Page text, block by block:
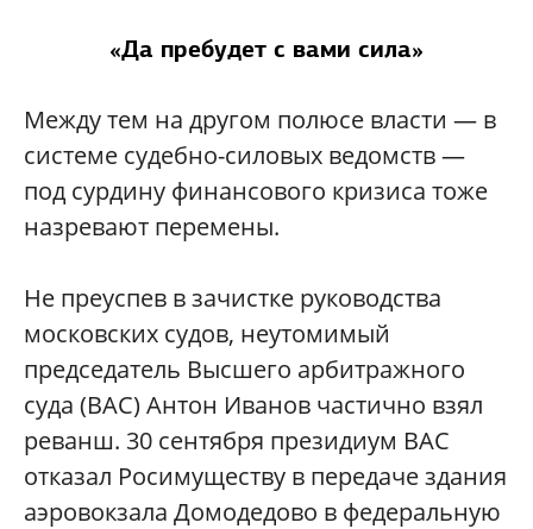
«Да пребудет с вами сила»
Между тем на другом полюсе власти — в
системе судебно-силовых ведомств —
под сурдину финансового кризиса тоже
назревают перемены.
Не преуспев в зачистке руководства
московских судов, неутомимый
председатель Высшего арбитражного
суда (ВАС) Антон Иванов частично взял
реванш. 30 сентября президиум ВАС
отказал Росимуществу в передаче здания
аэровокзала Домодедово в федеральную